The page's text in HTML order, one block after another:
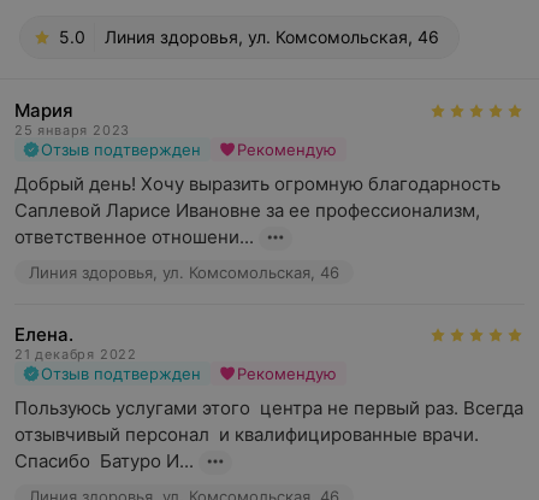
5.0 Линия здоровья, ул. Комсомольская, 46
Мария
25 января 2023
Отзыв подтвержден Рекомендую
Добрый день! Хочу выразить огромную благодарность
Саплевой Ларисе Ивановне за ее профессионализм,
ответственное отношени...
Линия здоровья, ул. Комсомольская, 46
Елена.
21 декабря 2022
Отзыв подтвержден Рекомендую
Пользуюсь услугами этого  центра не первый раз. Всегда
отзывчивый персонал  и квалифицированные врачи.
Спасибо  Батуро И...